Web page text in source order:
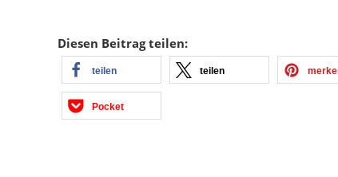
Diesen Beitrag teilen:
teilen teilen
Pocket